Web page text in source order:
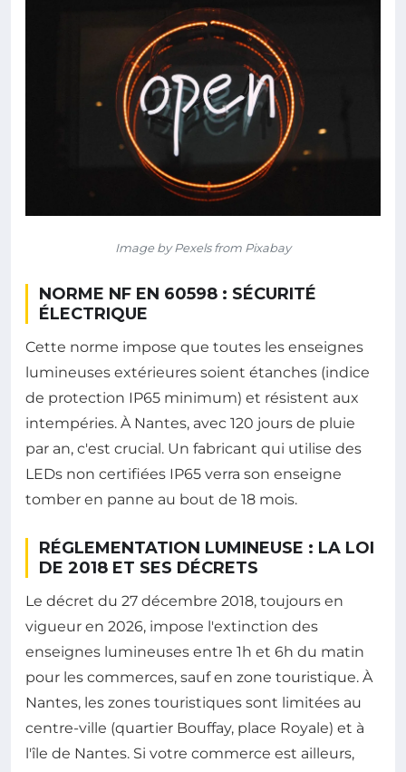
Image by Pexels from Pixabay
NORME NF EN 60598 : SÉCURITÉ
ÉLECTRIQUE
Cette norme impose que toutes les enseignes
lumineuses extérieures soient étanches (indice
de protection IP65 minimum) et résistent aux
intempéries. À Nantes, avec 120 jours de pluie
par an, c'est crucial. Un fabricant qui utilise des
LEDs non certifiées IP65 verra son enseigne
tomber en panne au bout de 18 mois.
RÉGLEMENTATION LUMINEUSE : LA LOI
DE 2018 ET SES DÉCRETS
Le décret du 27 décembre 2018, toujours en
vigueur en 2026, impose l'extinction des
enseignes lumineuses entre 1h et 6h du matin
pour les commerces, sauf en zone touristique. À
Nantes, les zones touristiques sont limitées au
centre-ville (quartier Bouffay, place Royale) et à
l'île de Nantes. Si votre commerce est ailleurs,